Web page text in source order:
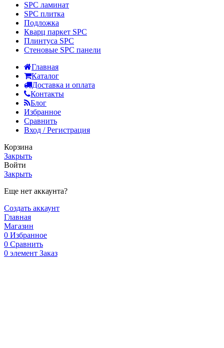
SPC ламинат
SPC плитка
Подложка
Кварц паркет SPC
Плинтуса SPC
Стеновые SPC панели
Главная
Каталог
Доставка и оплата
Контакты
Блог
Избранное
Сравнить
Вход / Регистрация
Корзина
Закрыть
Войти
Закрыть
Еще нет аккаунта?
Создать аккаунт
Главная
Магазин
0 Избранное
0 Сравнить
0 элемент Заказ